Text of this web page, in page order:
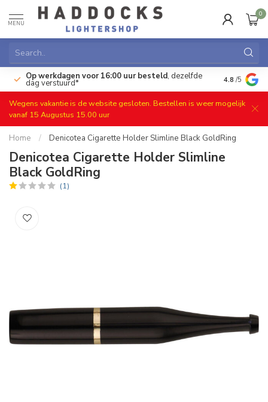
MENU
0
Op werkdagen voor 16:00 uur besteld, dezelfde
dag verstuurd* Gratis
4.8 /5
Wegens vakantie is de website gesloten. Bestellen is weer mogelijk
vanaf 15 Augustus 15.00 uur
Home / Denicotea Cigarette Holder Slimline Black GoldRing
Denicotea Cigarette Holder Slimline
Black GoldRing
(1)